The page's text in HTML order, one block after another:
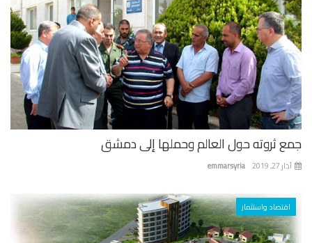
ثروته حول العالم وحملها إلى دمشق
emmarsyria 27, 2019
اقتصاد واستثمار